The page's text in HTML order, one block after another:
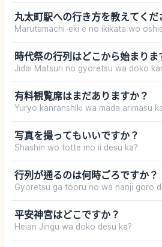
丸太町駅への行き方を教えてくだ
Marutamachi-eki e no ikikata wo
時代祭の行列はどこから始まりま
Jidai Matsuri no gyoretsu wa doko
有料観覧席はまだありますか？
Yuryo kanranshiki wa mada arimasu
写真を撮ってもいいですか？
Shashin wo totte mo ii desu ka?
行列が通るのは何時ごろですか？
Gyoretsu ga tooru no wa nanji goro
平安神宮はどこですか？
Heian Jingu wa doko desu ka?